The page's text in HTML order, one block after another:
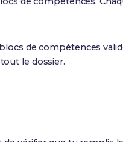
de compétences
le dossier.